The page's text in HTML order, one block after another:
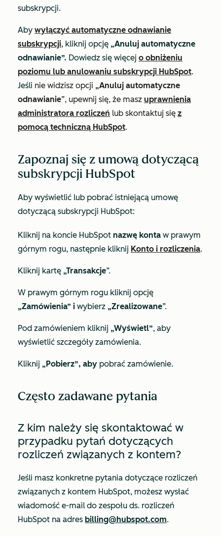
subskrypcji.
Aby wyłączyć automatyczne odnawianie
subskrypcji, kliknij opcję „Anuluj automatyczne
odnawianie”. Dowiedz się więcej o obniżeniu
poziomu lub anulowaniu subskrypcji HubSpot.
Jeśli nie widzisz opcji „Anuluj automatyczne
odnawianie”, upewnij się, że masz uprawnienia
administratora rozliczeń lub skontaktuj się z
pomocą techniczną HubSpot.
Zapoznaj się z umową dotyczącą
subskrypcji HubSpot
Aby wyświetlić lub pobrać istniejącą umowę
dotyczącą subskrypcji HubSpot:
Kliknij na koncie HubSpot nazwę konta w prawym
górnym rogu, następnie kliknij Konto i rozliczenia.
Kliknij kartę „Transakcje”.
W prawym górnym rogu kliknij opcję
„Zamówienia” i wybierz „Zrealizowane”.
Pod zamówieniem kliknij „Wyświetl”, aby
wyświetlić szczegóły zamówienia.
Kliknij „Pobierz”, aby pobrać zamówienie.
Często zadawane pytania
Z kim należy się skontaktować w
przypadku pytań dotyczących
rozliczeń związanych z kontem?
Jeśli masz konkretne pytania dotyczące rozliczeń
związanych z kontem HubSpot, możesz wysłać
wiadomość e-mail do zespołu ds. rozliczeń
HubSpot na adres billing@hubspot.com.